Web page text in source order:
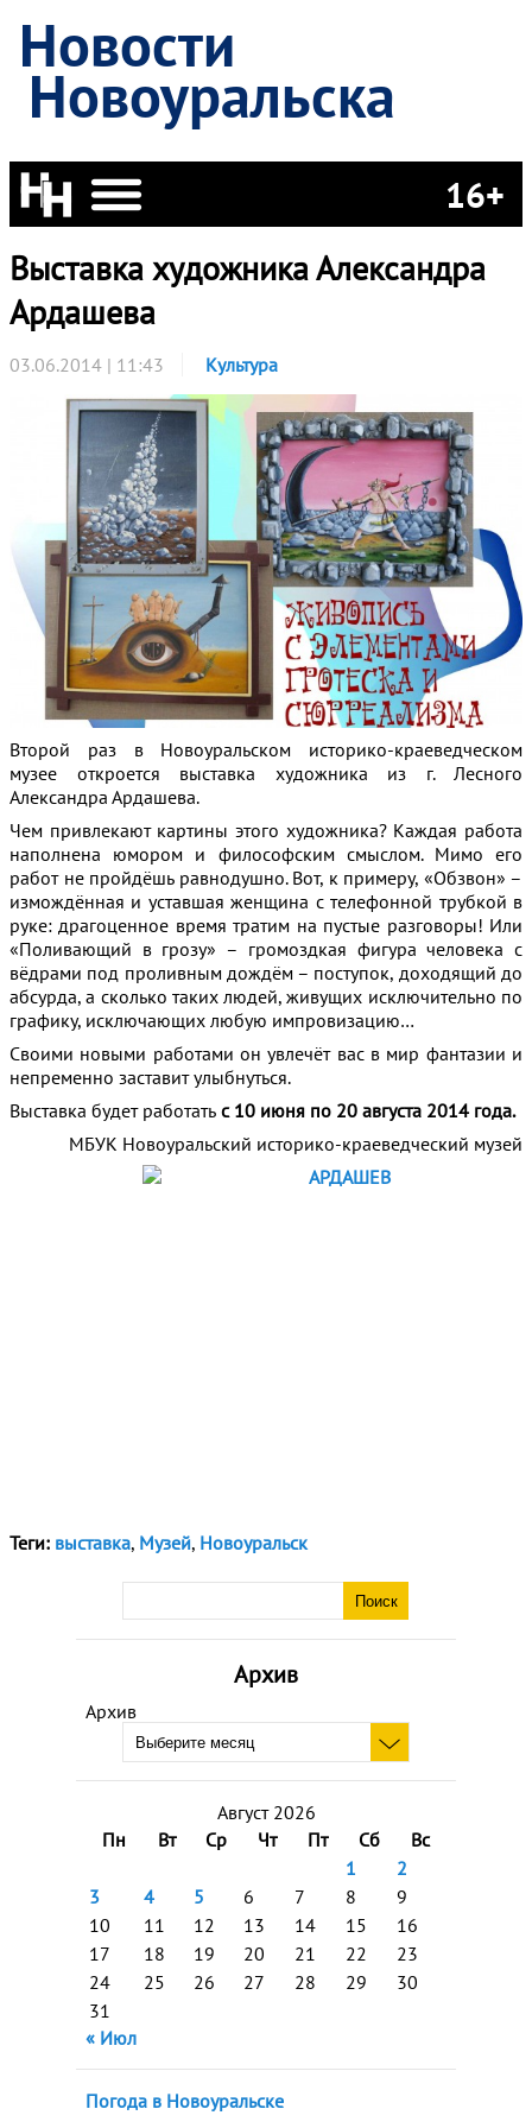
Новости
Новоуральска
16+
Архив
Архив
Август 2026
Пн
Вт Ср Чт Пт Сб
Вс
1
2
3
4 5 6 7 8
9
10
11 12 13 14 15
16
17
18 19 20 21 22
23
24
25 26 27 28 29
30
31
« Июл
Погода в Новоуральске
Выставка художника Александра
Ардашева
03.06.2014 | 11:43 Культура
Второй раз в Новоуральском историко-краеведческом
музее откроется выставка художника из г. Лесного
Александра Ардашева.
Чем привлекают картины этого художника? Каждая работа
наполнена юмором и философским смыслом. Мимо его
работ не пройдёшь равнодушно. Вот, к примеру, «Обзвон» –
измождённая и уставшая женщина с телефонной трубкой в
руке: драгоценное время тратим на пустые разговоры! Или
«Поливающий в грозу» – громоздкая фигура человека с
вёдрами под проливным дождём – поступок, доходящий до
абсурда, а сколько таких людей, живущих исключительно по
графику, исключающих любую импровизацию…
Своими новыми работами он увлечёт вас в мир фантазии и
непременно заставит улыбнуться.
Выставка будет работать с 10 июня по 20 августа 2014 года.
МБУК Новоуральский историко-краеведческий музей
Теги: выставка, Музей, Новоуральск